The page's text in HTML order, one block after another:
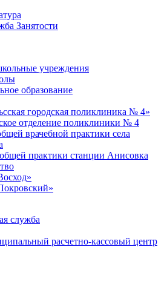
учреждения
образование
городская поликлиника № 4»
отделение поликлиники № 4
врачебной практики села
практики станции Анисовка